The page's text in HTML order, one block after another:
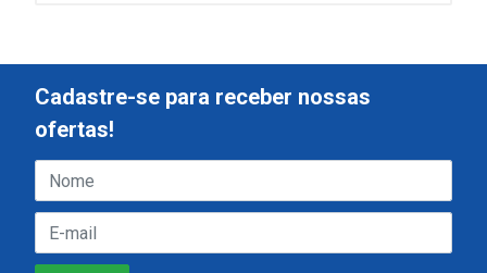
Cadastre-se para receber nossas
ofertas!